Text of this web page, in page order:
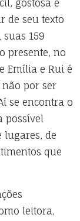
gostosa e
de seu texto
159
presente, no
Emília e Rui é
por ser
se encontra o
possível
lugares, de
que
leitora,